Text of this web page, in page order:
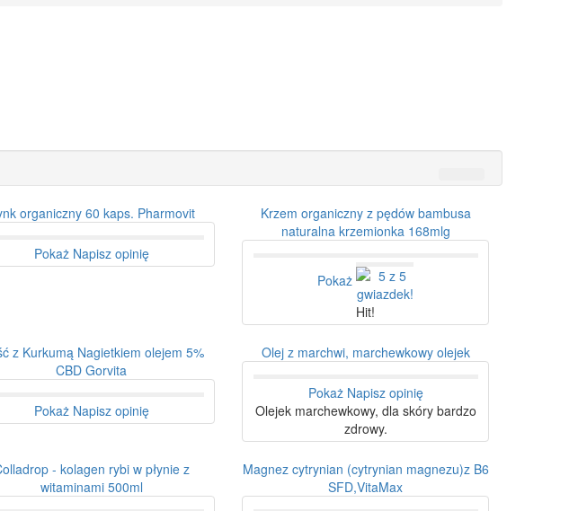
organiczny 60 kaps. Pharmovit
Pokaż Napisz opinię
Krzem organiczny z pędów bambusa
naturalna krzemionka 168mlg
Pokaż
Hit!
z Kurkumą Nagietkiem olejem 5%
CBD Gorvita
Pokaż Napisz opinię
Olej z marchwi, marchewkowy olejek
Pokaż Napisz opinię
Olejek marchewkowy, dla skóry bardzo
zdrowy.
- kolagen rybi w płynie z
witaminami 500ml
Magnez cytrynian (cytrynian magnezu)z B6
SFD,VitaMax